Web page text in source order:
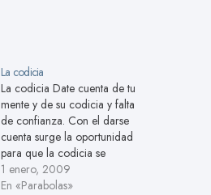
La codicia
La codicia Date cuenta de tu
mente y de su codicia y falta
de confianza. Con el darse
cuenta surge la oportunidad
para que la codicia se
transforme. Narada, el gran
místico indio, se dirigía a ver
1 enero, 2009
En «Parabolas»